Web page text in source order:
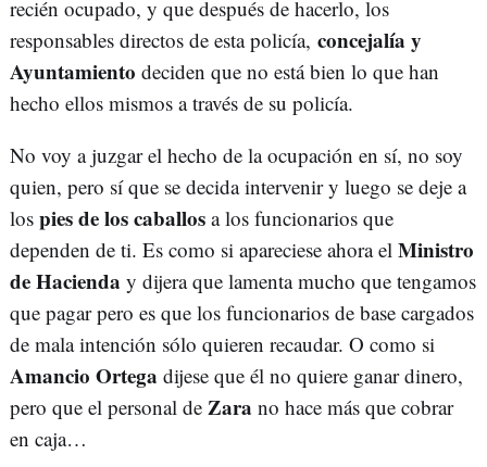
recién ocupado, y que después de hacerlo, los
responsables directos de esta policía, concejalía y
Ayuntamiento deciden que no está bien lo que han
hecho ellos mismos a través de su policía.
No voy a juzgar el hecho de la ocupación en sí, no soy
quien, pero sí que se decida intervenir y luego se deje a
los pies de los caballos a los funcionarios que
dependen de ti. Es como si apareciese ahora el Ministro
de Hacienda y dijera que lamenta mucho que tengamos
que pagar pero es que los funcionarios de base cargados
de mala intención sólo quieren recaudar. O como si
Amancio Ortega dijese que él no quiere ganar dinero,
pero que el personal de Zara no hace más que cobrar
en caja…